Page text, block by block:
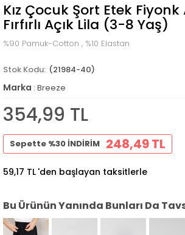
Kız Çocuk Şort Etek Fiyonk
Fırfırlı Açık Lila (3-8 Yaş)
%90 Pamuk-Cotton , %10 Elastan
(21984-40)
Marka : Breeze
354,99 TL
Sepette %30 İNDİRİM 248,49 TL
59,17 TL 'den başlayan taksitlerle
Bu Ürünün Yanında Bunları Da